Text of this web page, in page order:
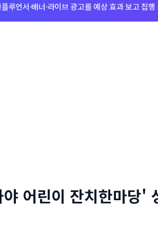
루언서·배너·라이브 광고를 예상 효과 보고 집
어린이 잔치한마당'